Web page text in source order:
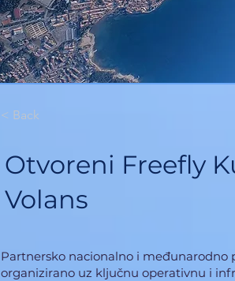
< Back
Otvoreni Freefly
Volans
Partnersko nacionalno i međunarodno
organizirano uz ključnu operativnu i